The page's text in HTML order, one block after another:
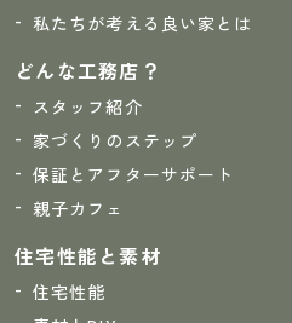
私たちが考える良い家とは
どんな工務店？
スタッフ紹介
家づくりのステップ
保証とアフターサポート
親子カフェ
住宅性能と素材
住宅性能